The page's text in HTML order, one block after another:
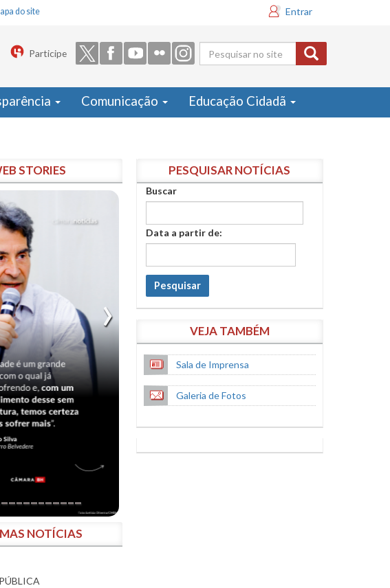
do site Entrar
Formulário
de busca
Participe
Comunicação Educação Cidadã
STORIES
NOTÍCIAS
PESQUISAR NOTÍCIAS
Buscar
Data a partir de:
Pesquisar
VEJA TAMBÉM
Sala de Imprensa
Galeria de Fotos